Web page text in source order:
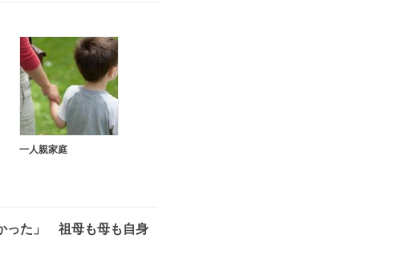
一人親家庭
った」 祖母も母も自身